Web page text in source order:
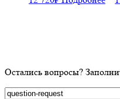
Остались вопросы?